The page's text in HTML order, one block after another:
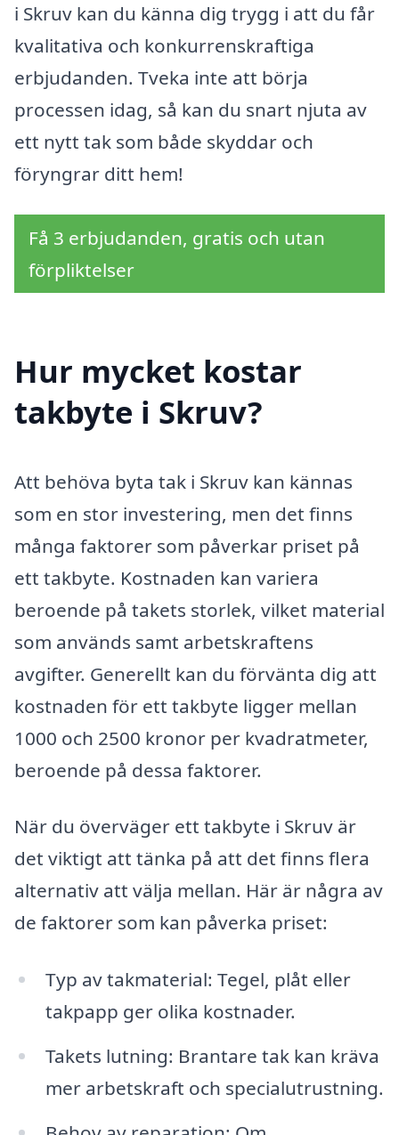
i Skruv kan du känna dig trygg i att du får
kvalitativa och konkurrenskraftiga
erbjudanden. Tveka inte att börja
processen idag, så kan du snart njuta av
ett nytt tak som både skyddar och
föryngrar ditt hem!
Få 3 erbjudanden, gratis och utan
förpliktelser
Hur mycket kostar
takbyte i Skruv?
Att behöva byta tak i Skruv kan kännas
som en stor investering, men det finns
många faktorer som påverkar priset på
ett takbyte. Kostnaden kan variera
beroende på takets storlek, vilket material
som används samt arbetskraftens
avgifter. Generellt kan du förvänta dig att
kostnaden för ett takbyte ligger mellan
1000 och 2500 kronor per kvadratmeter,
beroende på dessa faktorer.
När du överväger ett takbyte i Skruv är
det viktigt att tänka på att det finns flera
alternativ att välja mellan. Här är några av
de faktorer som kan påverka priset:
Typ av takmaterial: Tegel, plåt eller
takpapp ger olika kostnader.
Takets lutning: Brantare tak kan kräva
mer arbetskraft och specialutrustning.